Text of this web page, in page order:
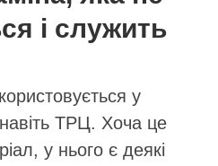
і служить
у
ТРЦ. Хоча це
у нього є деякі